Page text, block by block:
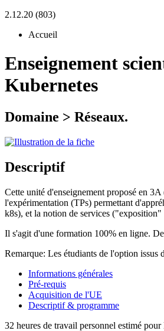
2.12.20 (803)
Accueil
Enseignement
Kubernetes
Domaine > Réseaux.
Descriptif
Cette unité d'enseignement proposé en
l'expérimentation (TPs) permettant
k8s), et la notion de services
Il s'agit d'une formation 100% en ligne.
Remarque: Les étudiants de l'option
Informations générales
Pré-requis
Acquisition de l'UE
Descriptif & programme
32 heures de travail personnel estimé pour